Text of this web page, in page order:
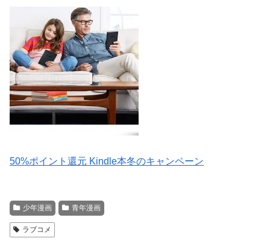
50%ポイント還元 Kindle本冬のキャンペーン
少年漫画 青年漫画
ラブコメ